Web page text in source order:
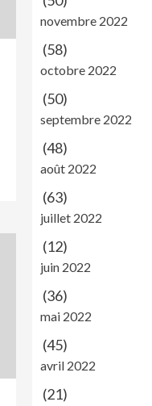
novembre 2022
(58)
octobre 2022
(50)
septembre 2022
(48)
août 2022
(63)
juillet 2022
(12)
juin 2022
(36)
mai 2022
(45)
avril 2022
(21)